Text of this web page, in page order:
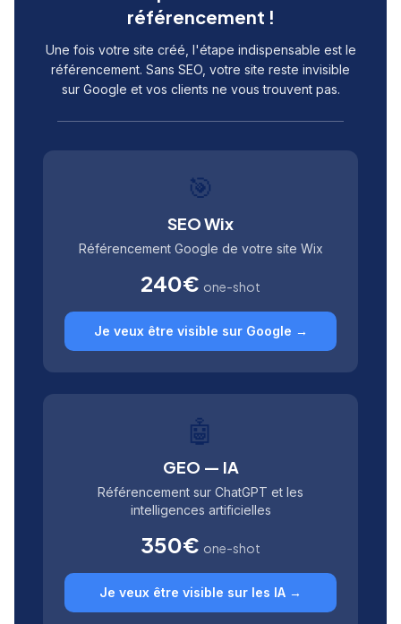
référencement !
Une fois votre site créé, l'étape indispensable est le
référencement. Sans SEO, votre site reste invisible
sur Google et vos clients ne vous trouvent pas.
🎯
SEO Wix
Référencement Google de votre site Wix
240€ one-shot
Je veux être visible sur Google →
🤖
GEO — IA
Référencement sur ChatGPT et les
intelligences artificielles
350€ one-shot
Je veux être visible sur les IA →